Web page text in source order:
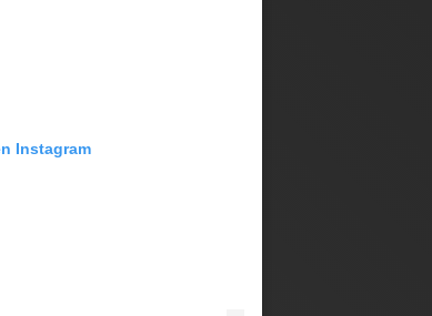
Instagram